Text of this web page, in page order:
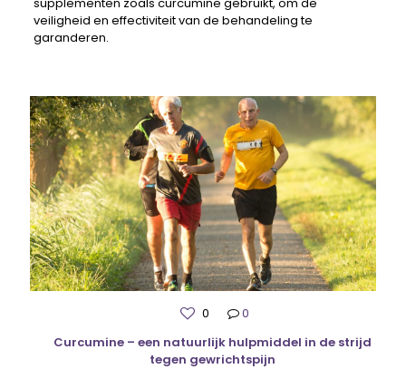
veiligheid en effectiviteit van de behandeling te
garanderen.
0
0
Curcumine – een natuurlijk hulpmiddel in de strijd
tegen gewrichtspijn